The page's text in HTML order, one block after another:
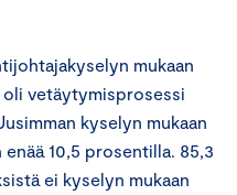
mukaan
vetäytymisprosessi
kyselyn mukaan
10,5 prosentilla. 85,3
ei kyselyn mukaan